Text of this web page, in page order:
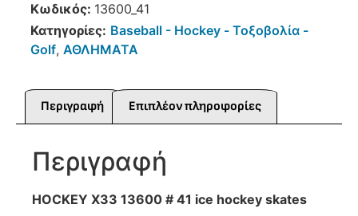
Κωδικός: 13600_41
Κατηγορίες: Baseball - Hockey - Τοξοβολία -
Golf, ΑΘΛΗΜΑΤΑ
Περιγραφή Επιπλέον πληροφορίες
Περιγραφή
HOCKEY X33 13600 # 41 ice hockey skates